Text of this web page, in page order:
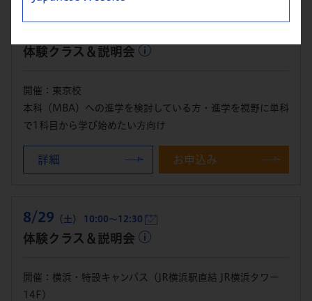
体験クラス＆説明会
開催：東京校
本科（MBA）への進学を検討している方・進学を視野に単科
で1科目から学び始めたい方向け
詳細 お申込み
8/29 （土） 10:00～12:30
体験クラス＆説明会
開催：横浜・特設キャンパス（JR横浜駅直結 JR横浜タワー
14F）